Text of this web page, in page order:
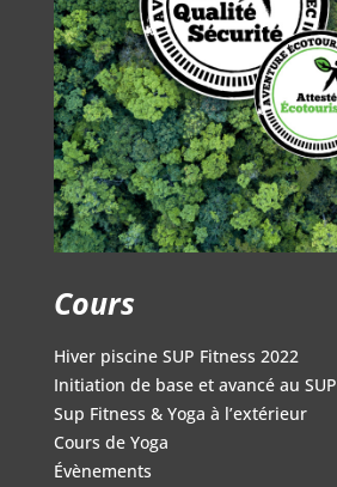
Cours
Hiver piscine SUP Fitness 2022
Initiation de base et avancé au SUP
Sup Fitness & Yoga à l’extérieur
Cours de Yoga
Évènements